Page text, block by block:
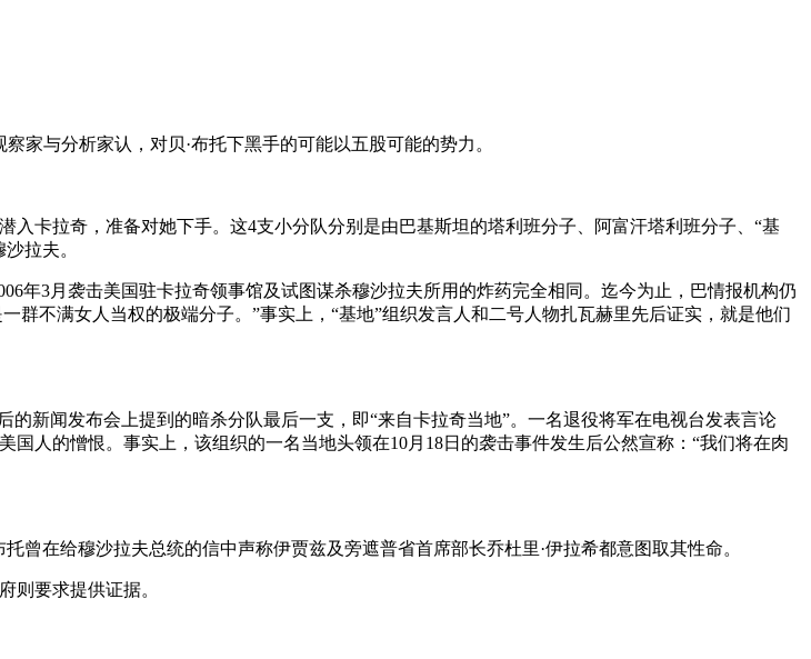
家与分析家认，对贝·布托下黑手的可能以五股可能的势力。
卡拉奇，准备对她下手。这4支小分队分别是由巴基斯坦的塔利班分子、阿富汗塔利班分子、“基
拉夫。
年3月袭击美国驻卡拉奇领事馆及试图谋杀穆沙拉夫所用的炸药完全相同。迄今为止，巴情报机构仍
群不满女人当权的极端分子。”事实上，“基地”组织发言人和二号人物扎瓦赫里先后证实，就是他们
新闻发布会上提到的暗杀分队最后一支，即“来自卡拉奇当地”。一名退役将军在电视台发表言论
人的憎恨。事实上，该组织的一名当地头领在10月18日的袭击事件发生后公然宣称：“我们将在肉
曾在给穆沙拉夫总统的信中声称伊贾兹及旁遮普省首席部长乔杜里·伊拉希都意图取其性命。
则要求提供证据。